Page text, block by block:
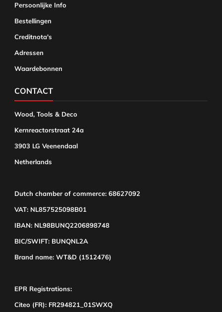
Persoonlijke Info
Bestellingen
Creditnota's
Adressen
Waardebonnen
CONTACT
Wood, Tools & Deco
Kernreactorstraat 24a
3903 LG Veenendaal
Netherlands
Dutch chamber of commerce: 68627092
VAT: NL857525098B01
IBAN: NL98BUNQ2206898748
BIC/SWIFT: BUNQNL2A
Brand name: WT&D (1512476)
EPR Registrations:
Citeo (FR): FR294821_01SWXQ